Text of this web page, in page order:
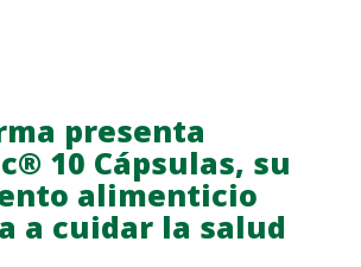
presenta
10 Cápsulas, su
alimenticio
a cuidar la salud